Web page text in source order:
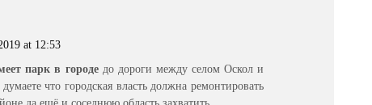
at 12:53
парк в городедо дороги между селом Оскол и
что городская власть должна ремонтировать
да ещё и соседнюю область захватить